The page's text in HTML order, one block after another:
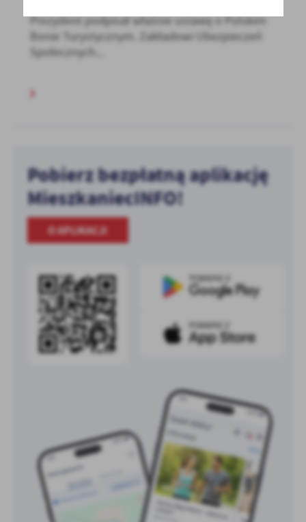
Prezydent podpisał właśnie ustawę o Polskim
Bonie Turystycznym. Zakładowi Ubezpieczeń
Społecznych...
Pobierz bezpłatną aplikację
MieszkaniecINFO!
O APLIKACJI